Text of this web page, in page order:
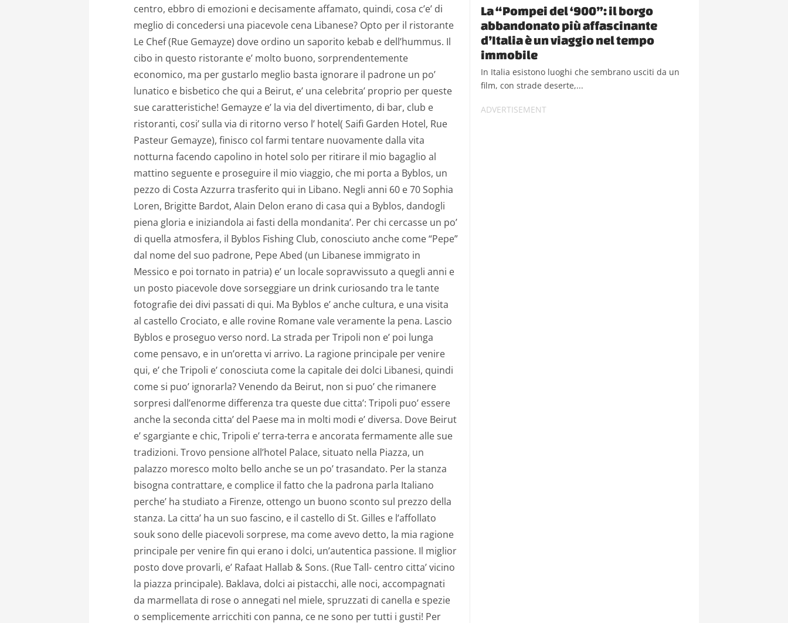
centro, ebbro di emozioni e decisamente affamato, quindi, cosa c’e’ di
meglio di concedersi una piacevole cena Libanese? Opto per il ristorante
Le Chef (Rue Gemayze) dove ordino un saporito kebab e dell’hummus. Il
cibo in questo ristorante e’ molto buono, sorprendentemente
economico, ma per gustarlo meglio basta ignorare il padrone un po’
lunatico e bisbetico che qui a Beirut, e’ una celebrita’ proprio per queste
sue caratteristiche! Gemayze e’ la via del divertimento, di bar, club e
ristoranti, cosi’ sulla via di ritorno verso l’ hotel( Saifi Garden Hotel, Rue
Pasteur Gemayze), finisco col farmi tentare nuovamente dalla vita
notturna facendo capolino in hotel solo per ritirare il mio bagaglio al
mattino seguente e proseguire il mio viaggio, che mi porta a Byblos, un
pezzo di Costa Azzurra trasferito qui in Libano. Negli anni 60 e 70 Sophia
Loren, Brigitte Bardot, Alain Delon erano di casa qui a Byblos, dandogli
piena gloria e iniziandola ai fasti della mondanita’. Per chi cercasse un po’
di quella atmosfera, il Byblos Fishing Club, conosciuto anche come “Pepe”
dal nome del suo padrone, Pepe Abed (un Libanese immigrato in
Messico e poi tornato in patria) e’ un locale sopravvissuto a quegli anni e
un posto piacevole dove sorseggiare un drink curiosando tra le tante
fotografie dei divi passati di qui. Ma Byblos e’ anche cultura, e una visita
al castello Crociato, e alle rovine Romane vale veramente la pena. Lascio
Byblos e proseguo verso nord. La strada per Tripoli non e’ poi lunga
come pensavo, e in un’oretta vi arrivo. La ragione principale per venire
qui, e’ che Tripoli e’ conosciuta come la capitale dei dolci Libanesi, quindi
come si puo’ ignorarla? Venendo da Beirut, non si puo’ che rimanere
sorpresi dall’enorme differenza tra queste due citta’: Tripoli puo’ essere
anche la seconda citta’ del Paese ma in molti modi e’ diversa. Dove Beirut
e’ sgargiante e chic, Tripoli e’ terra-terra e ancorata fermamente alle sue
tradizioni. Trovo pensione all’hotel Palace, situato nella Piazza, un
palazzo moresco molto bello anche se un po’ trasandato. Per la stanza
bisogna contrattare, e complice il fatto che la padrona parla Italiano
perche’ ha studiato a Firenze, ottengo un buono sconto sul prezzo della
stanza. La citta’ ha un suo fascino, e il castello di St. Gilles e l’affollato
souk sono delle piacevoli sorprese, ma come avevo detto, la mia ragione
principale per venire fin qui erano i dolci, un’autentica passione. Il miglior
posto dove provarli, e’ Rafaat Hallab & Sons. (Rue Tall- centro citta’ vicino
la piazza principale). Baklava, dolci ai pistacchi, alle noci, accompagnati
da marmellata di rose o annegati nel miele, spruzzati di canella e spezie
o semplicemente arricchiti con panna, ce ne sono per tutti i gusti! Per
La “Pompei del ‘900”: il borgo
abbandonato più affascinante
d’Italia è un viaggio nel tempo
immobile
In Italia esistono luoghi che sembrano usciti da un
film, con strade deserte,...